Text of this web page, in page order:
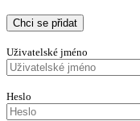
Chci se přidat
Uživatelské jméno
Heslo